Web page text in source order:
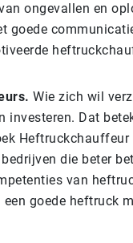
ongevallen en
goede
Wie zich wil
investeren. Dat
die beter
van
goede heftruck